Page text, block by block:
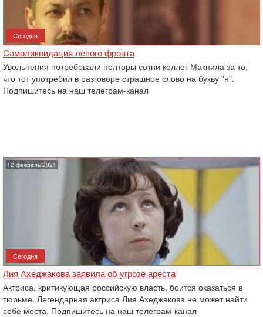
Сегодня
Cамоликвидация левого фронта
Увольнения потребовали полторы сотни коллег Макнила за то,
что тот употребил в разговоре страшное слово на букву "н".
Подпишитесь на наш телеграм-канал
12 февраль 2021
Сегодня
Лия Ахеджакова заявила об угрозе ареста
Актриса, критикующая российскую власть, боится оказаться в
тюрьме. Легендарная актриса Лия Ахеджакова не может найти
себе места. Подпишитесь на наш телеграм-канал